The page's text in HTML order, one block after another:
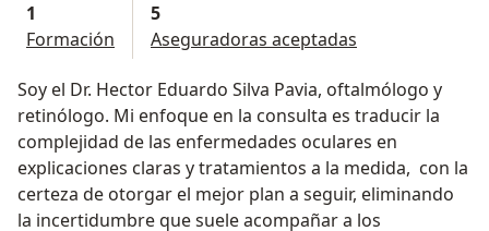
1
Formación
5
Aseguradoras aceptadas
Soy el Dr. Hector Eduardo Silva Pavia, oftalmólogo y
retinólogo. Mi enfoque en la consulta es traducir la
complejidad de las enfermedades oculares en
explicaciones claras y tratamientos a la medida, con la
certeza de otorgar el mejor plan a seguir, eliminando
la incertidumbre que suele acompañar a los